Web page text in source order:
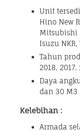
Unit
Hino New
Mitsubishi
Isuzu NKR,
Tahun
2018, 2017,
Daya
dan 30 M3
Kelebihan :
Armada